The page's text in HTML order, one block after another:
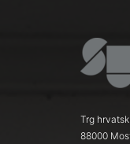
Trg
88000